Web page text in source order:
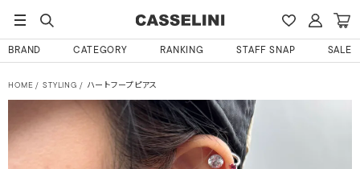
BRAND CATEGORY RANKING STAFF SNAP SALE
HOME STYLING ハートフープピアス